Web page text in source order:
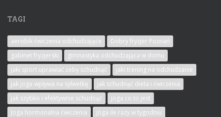
TAGI
aerobik ćwiczenia odchudzające
Dobry fryzjer Poznań
gabinet fryzjerski
gimnastyka odchudzająca w domu
jaki sport uprawiać żeby schudnąć
jaki trening na odchudzanie
jak joga wpływa na sylwetkę
jak schudnąć dieta i ćwiczenia
jak szybko i efektywnie schudnąć
joga co to jest
Joga hormonalna ćwiczenia
joga ile razy w tygodniu